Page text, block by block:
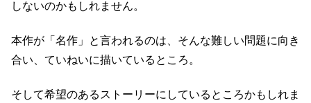
しないのかもしれません。
本作が「名作」と言われるのは、そんな難しい問題に向き
合い、ていねいに描いているところ。
そして希望のあるストーリーにしているところかもしれま